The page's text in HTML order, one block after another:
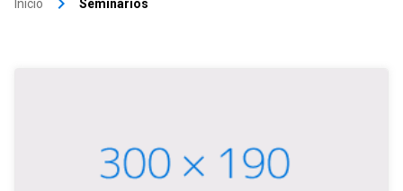
Inicio Seminarios